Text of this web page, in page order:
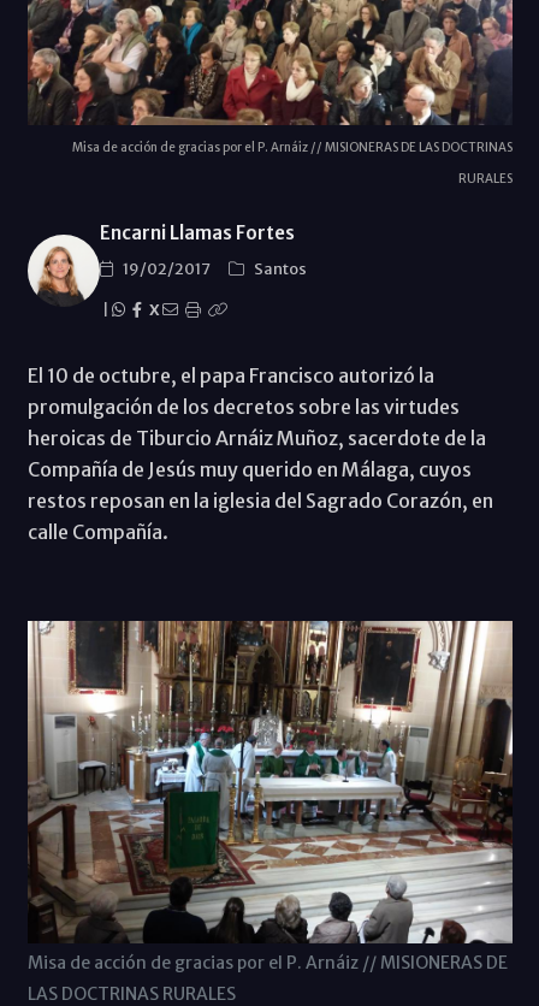
Misa de acción de gracias por el P. Arnáiz // MISIONERAS DE LAS DOCTRINAS
RURALES
Encarni Llamas Fortes
19/02/2017
Santos
X
El 10 de octubre, el papa Francisco autorizó la
promulgación de los decretos sobre las virtudes
heroicas de Tiburcio Arnáiz Muñoz, sacerdote de la
Compañía de Jesús muy querido en Málaga, cuyos
restos reposan en la iglesia del Sagrado Corazón, en
calle Compañía.
Misa de acción de gracias por el P. Arnáiz // MISIONERAS DE
LAS DOCTRINAS RURALES